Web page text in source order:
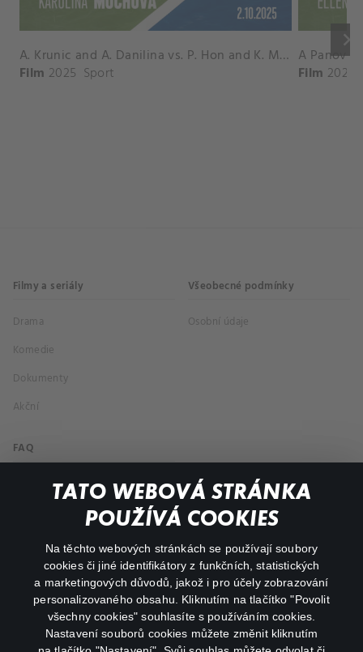
TATO WEBOVÁ STRÁNKA
POUŽÍVÁ COOKIES
Na těchto webových stránkách se používají soubory
cookies či jiné identifikátory z funkčních, statistických
a marketingových důvodů, jakož i pro účely zobrazování
personalizovaného obsahu. Kliknutím na tlačítko "Povolit
všechny cookies" souhlasíte s používáním cookies.
Nastavení souborů cookies můžete změnit kliknutím
keyboard_arrow_right
A. Krunic and A. Danilina vs. P. Hon and K. Muchova Match Highlights - BEIJING_Capital Group Diamond ( October 02, 2025)
Film 2025 Sport Film 2026
Filmy a seriály
Drama
Komedie
Dokumenty
Akční
Všeobecné podmínky
Osobní údaje
FAQ
Můj účet
Důležité odkazy
facebookinstagram
youtube